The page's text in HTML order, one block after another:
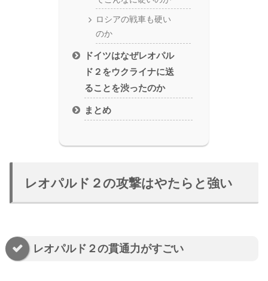
ロシアの戦車も硬い
のか
ドイツはなぜレオパル
ド２をウクライナに送
ることを渋ったのか
まとめ
レオパルド２の攻撃はやたらと強い
レオパルド２の貫通力がすごい